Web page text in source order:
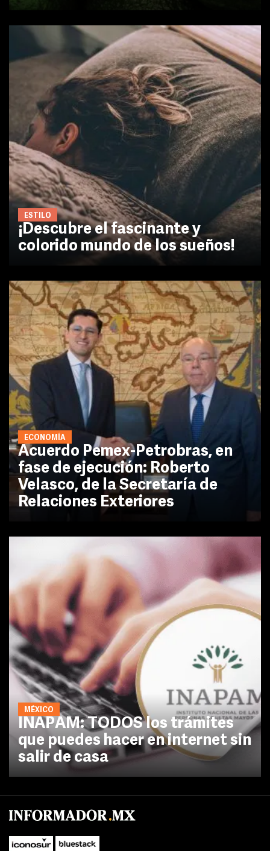
ESTILO
¡Descubre el fascinante y
colorido mundo de los sueños!
ECONOMÍA
Acuerdo Pemex-Petrobras, en
fase de ejecución: Roberto
Velasco, de la Secretaría de
Relaciones Exteriores
MÉXICO
INAPAM: TODOS los trámites
que puedes hacer en internet sin
salir de casa